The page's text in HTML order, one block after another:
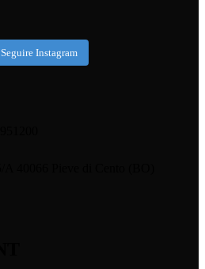
Seguire Instagram